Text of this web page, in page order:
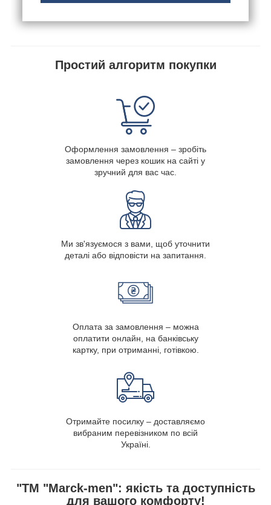
Простий алгоритм покупки
Оформлення замовлення – зробіть
замовлення через кошик на сайті у
зручний для вас час.
Ми зв'язуємося з вами, щоб уточнити
деталі або відповісти на запитання.
Оплата за замовлення – можна
оплатити онлайн, на банківську
картку, при отриманні, готівкою.
Отримайте посилку – доставляємо
вибраним перевізником по всій
Україні.
"ТМ "Marck-men": якість та доступність
для вашого комфорту!